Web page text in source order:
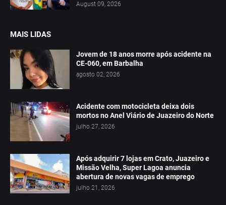
August 09, 2026
MAIS LIDAS
Jovem de 18 anos morre após acidente na
CE-060, em Barbalha
agosto 02, 2026
Acidente com motocicleta deixa dois
mortos no Anel Viário de Juazeiro do Norte
julho 27, 2026
Após adquirir 7 lojas em Crato, Juazeiro e
Missão Velha, Super Lagoa anuncia
abertura de novas vagas de emprego
julho 21, 2026